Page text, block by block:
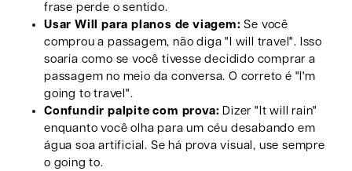
frase perde o sentido.
Usar Will para planos de viagem: Se você
comprou a passagem, não diga "I will travel". Isso
soaria como se você tivesse decidido comprar a
passagem no meio da conversa. O correto é "I'm
going to travel".
Confundir palpite com prova: Dizer "It will rain"
enquanto você olha para um céu desabando em
água soa artificial. Se há prova visual, use sempre
o going to.